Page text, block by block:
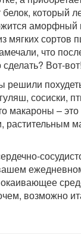
который
аморфный
мягких
что
сделать? Вот-
решили
сосиски,
макароны –
возможно